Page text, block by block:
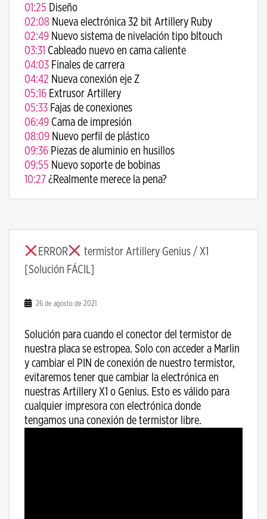
01:25 Diseño
02:08 Nueva electrónica 32 bit Artillery Ruby
02:49 Nuevo sistema de nivelación tipo bltouch
03:31 Cableado nuevo en cama caliente
04:03 Finales de carrera
04:42 Nueva conexión eje Z
05:16 Extrusor Artillery
05:33 Fajas de conexiones
06:49 Cama de impresión
08:09 Nuevo perfil de plástico
09:36 Piezas de aluminio en husillos
09:55 Nuevo soporte de bobinas
10:27 ¿Realmente merece la pena?
ERROR
termistor Artillery Genius / X1
[Solución FÁCIL]
26 de agosto de 2021
Solución para cuando el conector del termistor de
nuestra placa se estropea. Solo con acceder a Marlin
y cambiar el PIN de conexión de nuestro termistor,
evitaremos tener que cambiar la electrónica en
nuestras Artillery X1 o Genius. Esto es válido para
cualquier impresora con electrónica donde
tengamos una conexión de termistor libre.